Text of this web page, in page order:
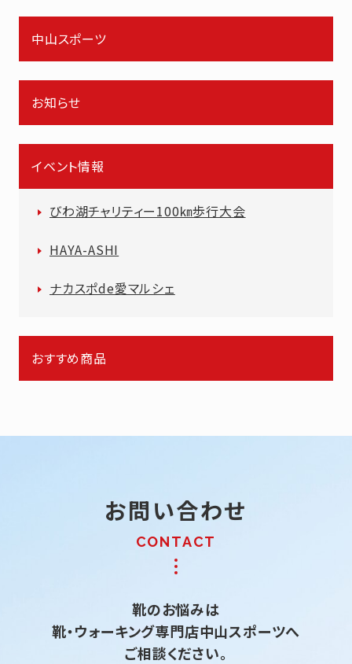
中山スポーツ
お知らせ
イベント情報
びわ湖チャリティー100㎞歩行大会
HAYA-ASHI
ナカスポde愛マルシェ
おすすめ商品
お問い合わせ
靴のお悩みは
靴・ウォーキング専門店中山スポーツへ
ご相談ください。